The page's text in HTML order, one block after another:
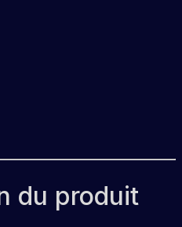
du produit